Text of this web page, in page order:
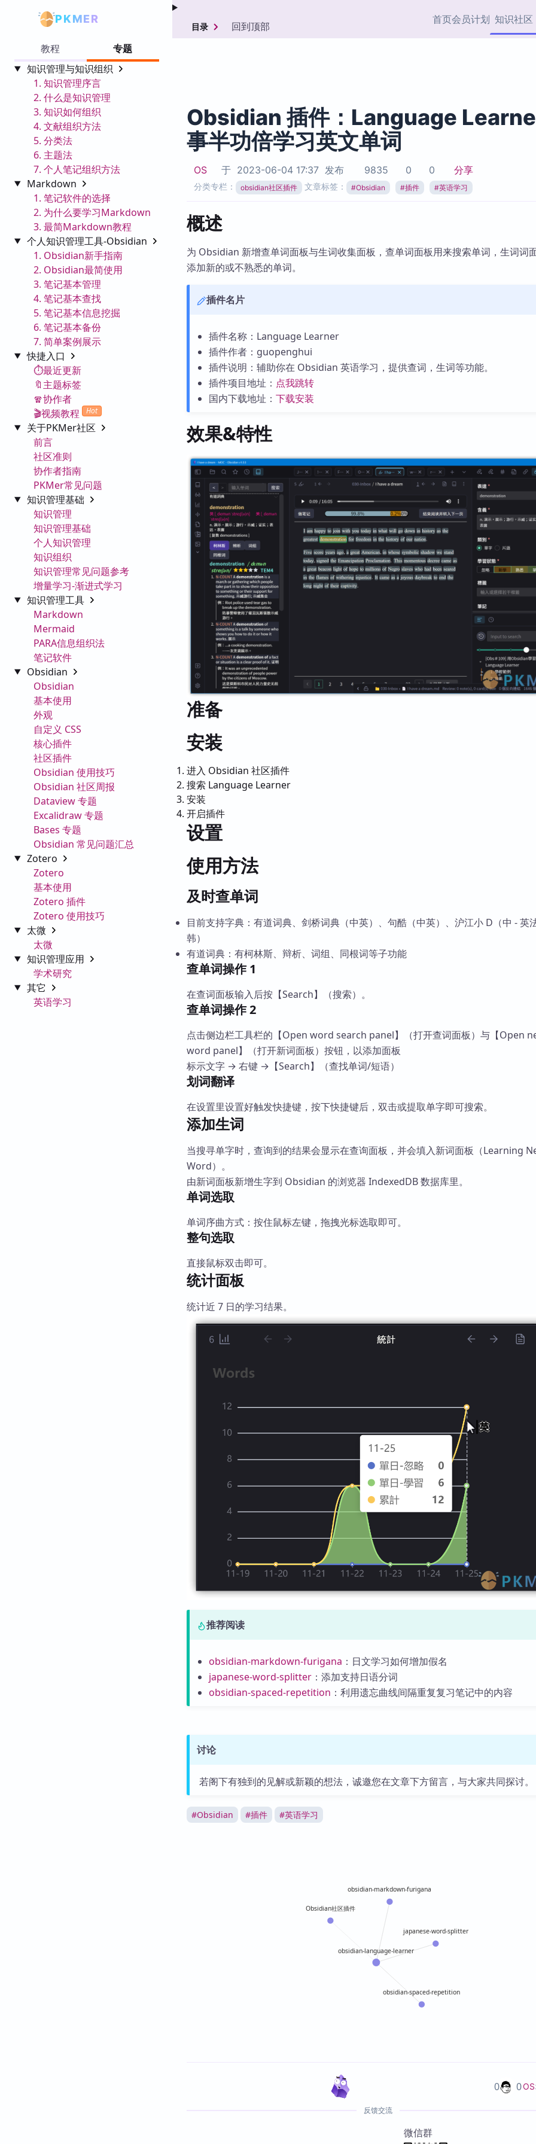
PKMER 首页会员计划 知识社区
协作者
Zotero 专题
Obsidian 专题
知识管理
PKMer Market
加速访问 Obsidian 官方
Zotero 插件
ZK
教程
专题
知识管理与知识组织
1. 知识管理序言
2. 什么是知识管理
3. 知识如何组织
4. 文献组织方法
5. 分类法
6. 主题法
7. 个人笔记组织方法
Markdown
1. 笔记软件的选择
2. 为什么要学习Markdown
3. 最简Markdown教程
个人知识管理工具-Obsidian
1. Obsidian新手指南
2. Obsidian最简使用
3. 笔记基本管理
4. 笔记基本查找
5. 笔记基本信息挖掘
6. 笔记基本备份
7. 简单案例展示
快捷入口
⏱️最近更新
🔖主题标签
🧣协作者
🎬视频教程
Hot
关于PKMer社区
前言
社区准则
协作者指南
PKMer常见问题
知识管理基础
知识管理
知识管理基础
个人知识管理
知识组织
知识管理常见问题参考
增量学习-渐进式学习
知识管理工具
Markdown
Mermaid
PARA信息组织法
笔记软件
Obsidian
Obsidian
基本使用
外观
自定义 CSS
核心插件
社区插件
Obsidian 使用技巧
Obsidian 社区周报
Dataview 专题
Excalidraw 专题
Bases 专题
Obsidian 常见问题汇总
Zotero
Zotero
基本使用
Zotero 插件
Zotero 使用技巧
太微
太微
知识管理应用
学术研究
其它
英语学习
目录 回到顶部
Obsidian 插件：Language
事半功倍学习英文单词
OS 于 2023-06-04 17:37 发布 9835 0 0 分享
分类专栏： obsidian社区插件 文章标签： #Obsidian #插件 #英语学习
概述
为 Obsidian 新增查单词面板与生词收集面板，查单词面板用来搜索单词，生词词
添加新的或不熟悉的单词。
插件名片
插件名称：Language Learner
插件作者：guopenghui
插件说明：辅助你在 Obsidian 英语学习，提供查词，生词等功能。
插件项目地址： 点我跳转
国内下载地址： 下载安装
效果&特性
准备
安装
进入 Obsidian 社区插件
搜索 Language Learner
安装
开启插件
设置
使用方法
及时查单词
目前支持字典：有道词典、剑桥词典（中英）、句酷（中英）、沪江小 D（中 - 英
韩）
有道词典：有柯林斯、辩析、词组、同根词等子功能
查单词操作 1
在查词面板输入后按【Search】（搜索）。
查单词操作 2
点击侧边栏工具栏的【Open word search panel】（打开查词面板）与【Open
word panel】（打开新词面板）按钮，以添加面板
标示文字 → 右键 →【Search】（查找单词/短语）
划词翻译
在设置里设置好触发快捷键，按下快捷键后，双击或提取单字即可搜索。
添加生词
当搜寻单字时，查询到的结果会显示在查询面板，并会填入新词面板（Learning
Word）。
由新词面板新增生字到 Obsidian 的浏览器 IndexedDB 数据库里。
单词选取
单词序曲方式：按住鼠标左键，拖拽光标选取即可。
整句选取
直接鼠标双击即可。
统计面板
统计近 7 日的学习结果。
推荐阅读
obsidian-markdown-furigana ：日文学习如何增加假名
japanese-word-splitter：添加支持日语分词
obsidian-spaced-repetition ：利用遗忘曲线间隔重复复习笔记中的内容
讨论
若阁下有独到的见解或新颖的想法，诚邀您在文章下方留言，与大家共同探讨。
#Obsidian #插件 #英语学习
japanese-word-splitter
obsidian-language-learner
obsidian-markdown-furigana
obsidian-spaced-repetition
Obsidian社区插件
OS
0 0
反馈交流
微信群